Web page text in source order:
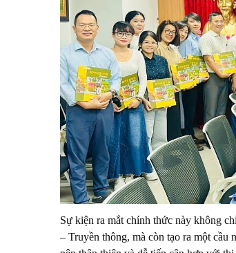
Sự kiện ra mắt chính thức này không
– Truyền thông, mà còn tạo ra một cầu